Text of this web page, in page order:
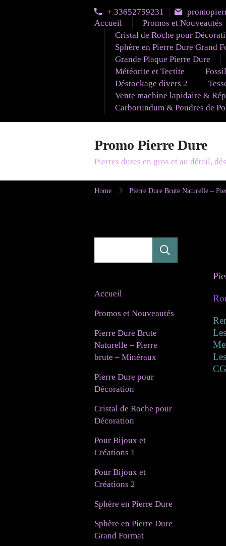
+ 33652759231
Accueil
Promos et Nouveautés
Cristal de Roche pour
Sphère en Pierre Dure Grand
Grande Plaque Pierre Dure
Météorite et Tectite
Déstockage divers 2
Vente machine lapidaire &
Carborundum & Poudres de
Promo Pierre Dure
Pierres dures en gros et au détail,
Home Pierre Dure Brute Naturelle –
Accueil
Promos et Nouveautés
Pierre Dure Brute
Naturelle – Pierre
brute – Minéraux
Pierre Dure pour
Décoration
Cristal de Roche pour
Décoration
Pour Bijoux et
Créations 1
Pour Bijoux et
Créations 2
Sphère en Pierre Dure
Sphère en Pierre Dure
Grand Format